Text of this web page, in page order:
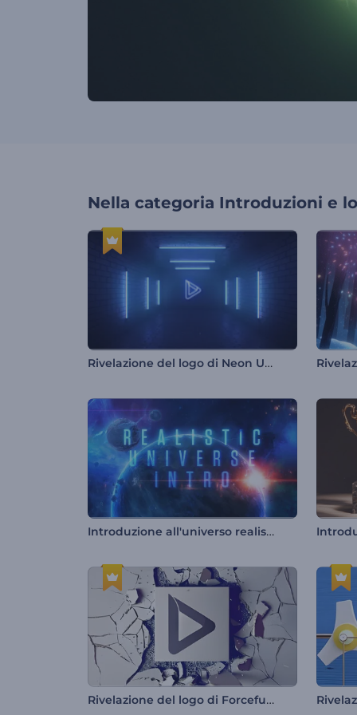
Nella categoria Introduzioni e
Rivelazione del logo di Neon Underground
Introduzione all'universo realistico
Rivelazione del logo di Forceful Crash